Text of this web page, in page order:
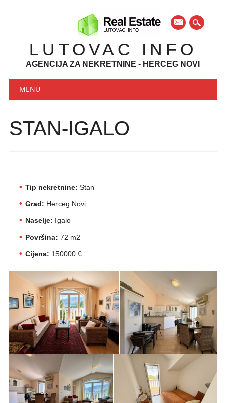
mail
LUTOVAC INFO
AGENCIJA ZA NEKRETNINE - HERCEG NOVI
Main menu
MENU
STAN-IGALO
Tip nekretnine: Stan
Grad: Herceg Novi
Naselje: Igalo
Površina: 72 m2
Cijena: 150000 €